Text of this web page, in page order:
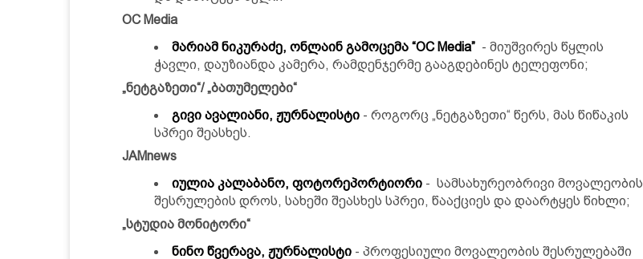
OC Media
მარიამ ნიკურაძე, ონლაინ გამოცემა “OC Media” - მიუშვირეს წყლის
ჭავლი, დაუზიანდა კამერა, რამდენჯერმე გააგდებინეს ტელეფონი;
„ნეტგაზეთი“/ „ბათუმელები“
გივი ავალიანი, ჟურნალისტი - როგორც „ნეტგაზეთი“ წერს, მას წიწაკის
სპრეი შეასხეს.
JAMnews
იულია კალაბანო, ფოტორეპორტიორი - სამსახურეობრივი მოვალეობის
შესრულების დროს, სახეში შეასხეს სპრეი, წააქციეს და დაარტყეს წიხლი;
„სტუდია მონიტორი“
ნინო წვერავა, ჟურნალისტი - პროფესიული მოვალეობის შესრულებაში